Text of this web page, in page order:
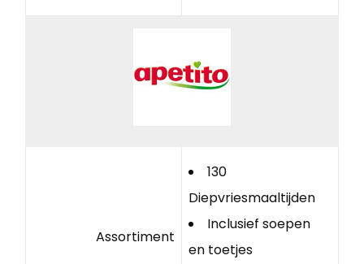
Assortiment
130
Diepvriesmaaltijden
Inclusief soepen
en toetjes